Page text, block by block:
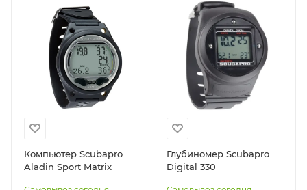
Компьютер Scubapro
Aladin Sport Matrix
Глубиномер Scubapro
Digital 330